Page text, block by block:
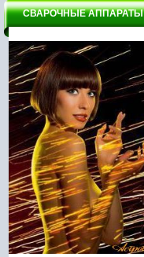
СВАРОЧНЫЕ АППАРАТЫ